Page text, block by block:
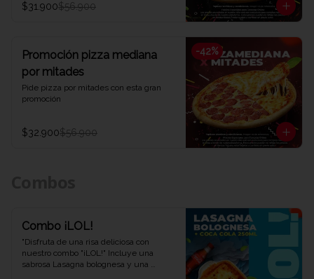
$31.900$56.900
-42%
Promoción pizza mediana
por mitades
Pide pizza por mitades con esta gran
promoción
$32.900$56.900
Combo ¡LOL!
"Disfruta de una risa deliciosa con
nuestro combo "¡LOL!" Incluye una
sabrosa Lasagna bolognesa y una